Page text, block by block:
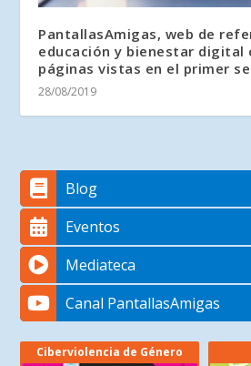
PantallasAmigas, web de
educación y bienestar digital
páginas vistas en el primer
28/08/2019
Blog
Eventos
Mediateca
Canal PantallasAmigas
Ciberviolencia de Género